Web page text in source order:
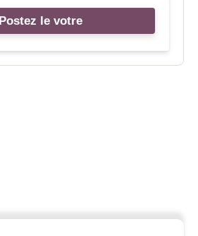
Postez le votre